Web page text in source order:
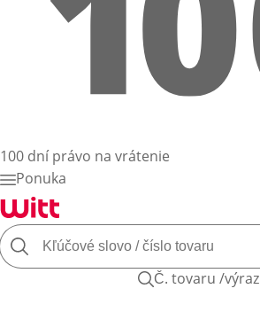
100 dní právo na vrátenie
Ponuka
Č. tovaru /výraz